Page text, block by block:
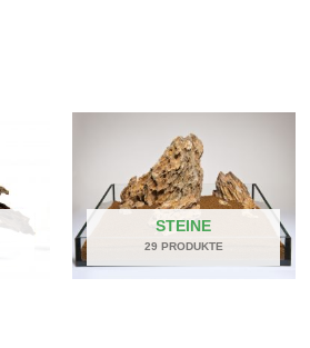
STEINE
29 PRODUKTE